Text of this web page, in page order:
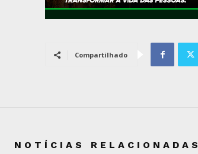
Compartilhado
NOTÍCIAS RELACIONADAS